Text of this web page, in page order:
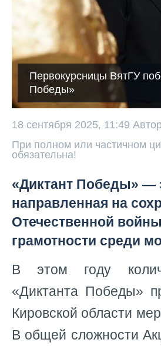
Первокурсницы ВятГУ
Победы»
18 сентября 2025, 11:49
При полном или частичном
обязательна!
«Диктант Победы» —
направленная на
Отечественной
грамотности среди
В этом году
«Диктанта Победы»
Кировской области
В общей сложности